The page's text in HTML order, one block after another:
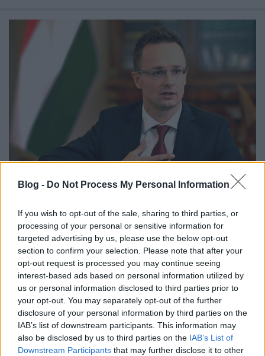
Blog - Do Not Process My Personal Information
If you wish to opt-out of the sale, sharing to third parties, or
processing of your personal or sensitive information for
targeted advertising by us, please use the below opt-out
section to confirm your selection. Please note that after your
opt-out request is processed you may continue seeing
interest-based ads based on personal information utilized by
us or personal information disclosed to third parties prior to
your opt-out. You may separately opt-out of the further
disclosure of your personal information by third parties on the
IAB’s list of downstream participants. This information may
also be disclosed by us to third parties on the IAB’s List of
Downstream Participants that may further disclose it to other
romák munkanélkülisége miatt nem
fogadhatjuk be a menekülteket
DiószegiHorváthNóra 2017. október 13.
Szijjártó Péter elvitte egy körre a
propagandavonatot. „Véleményünk szerint a
bevándorlásnak nincsen jó hatása, legalábbis a mi
társadalmunkra, amelyet így is próbára tesz a roma
közösség munkanélkülisége” – közölte a